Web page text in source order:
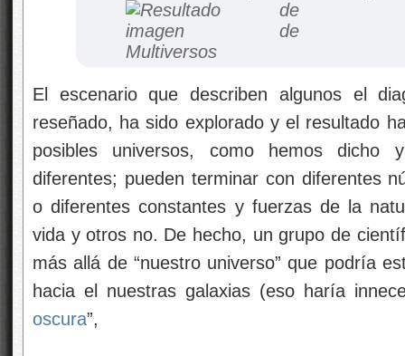
El escenario que describen algunos el
reseñado, ha sido explorado y el resultado
posibles universos, como hemos dicho
diferentes; pueden terminar con diferentes
o diferentes constantes y fuerzas de la
vida y otros no. De hecho, un grupo de
más allá de “nuestro universo” que podría
hacia el nuestras galaxias (eso haría
oscura”,